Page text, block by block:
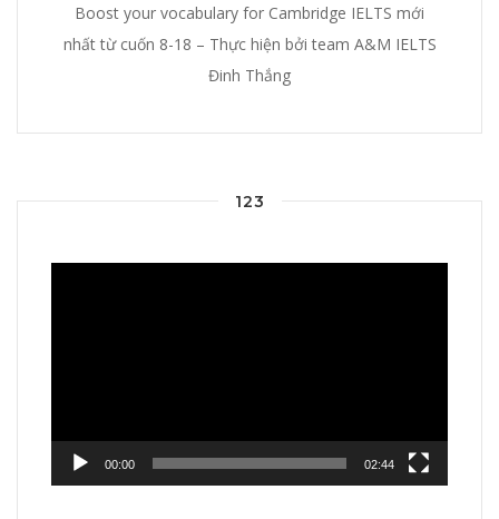
Boost your vocabulary for Cambridge IELTS mới
nhất từ cuốn 8-18 – Thực hiện bởi team A&M IELTS
Đinh Thắng
123
00:00 02:44